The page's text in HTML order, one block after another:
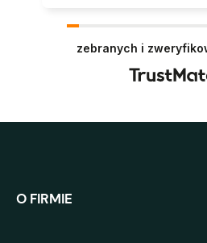
zebranych i
O FIRMIE